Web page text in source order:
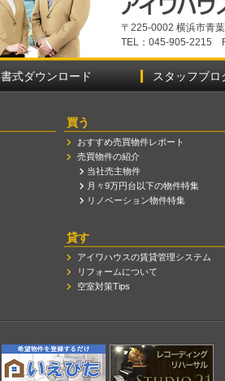
〒225-0002 横浜市青
TEL：045-905-2215
書式ダウンロード スタッフブロ
買う
おすすめ売買物件レポート
売買物件の紹介
当社売主物件
月々9万円台以下の物件特集
リノベーション物件特集
貸す
アイワハウスの賃貸管理システム
リフォームについて
空室対策Tips